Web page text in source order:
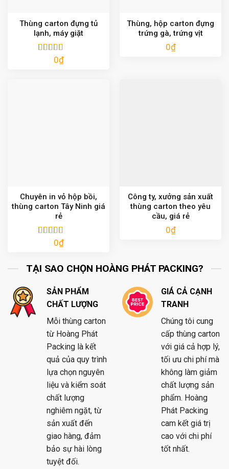
Thùng carton đựng tủ
lạnh, máy giặt
Được xếp
0₫
Thùng, hộp carton đựng
trứng gà, trứng vịt
0₫
Chuyên in vỏ hộp bồi,
thùng carton Tây Ninh giá
rẻ
Được xếp
0₫
Công ty, xưởng sản xuất
thùng carton theo yêu
cầu, giá rẻ
0₫
TẠI SAO CHỌN HOÀNG PHÁT PACKING?
SẢN PHẨM
CHẤT LƯỢNG
Mỗi thùng carton
từ Hoàng Phát
Packing là kết
quả của quy trình
lựa chọn nguyên
liệu và kiểm soát
chất lượng
nghiêm ngặt, từ
sản xuất đến
giao hàng, đảm
bảo sự hài lòng
tuyệt đối.
GIÁ CẢ CẠNH
TRANH
Chúng tôi cung
cấp thùng carton
với giá cả hợp lý,
tối ưu chi phí mà
không làm giảm
chất lượng sản
phẩm. Hoàng
Phát Packing
cam kết giá trị
cao với chi phí
tốt nhất.